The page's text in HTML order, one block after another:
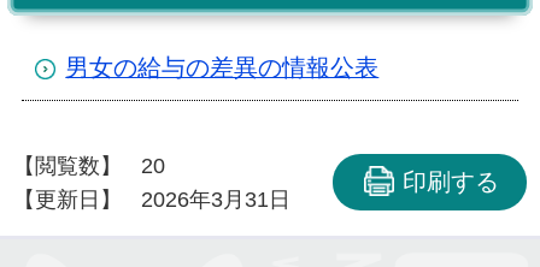
男女の給与の差異の情報公表
【閲覧数】
20
【更新日】
2026年3月31日
印刷する